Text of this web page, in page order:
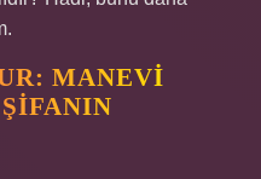
MANEVI